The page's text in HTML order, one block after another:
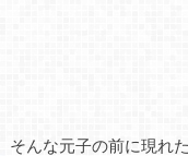
そんな元子の前に現れ